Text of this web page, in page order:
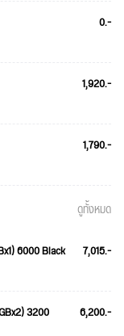
0.-
1,920.-
1,790.-
ดูทั้งหมด
6000 Black 7,015.-
3200
6,200.-